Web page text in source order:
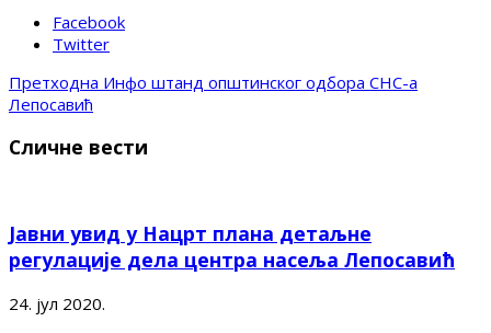
Facebook
Twitter
Претходна Инфо штанд општинског одбора СНС-а
Лепосавић
Сличне вести
Јавни увид у Нацрт плана детаљне
регулације дела центра насеља Лепосавић
24. јул 2020.